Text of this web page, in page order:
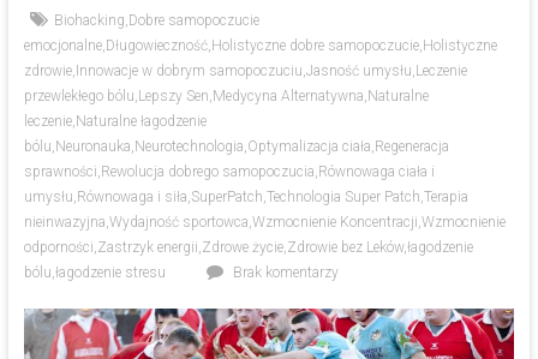
Biohacking, Dobre samopoczucie
emocjonalne, Długowieczność, Holistyczne dobre samopoczucie, Holistyczne
zdrowie, Innowacje w dobrym samopoczuciu,Jasność umysłu, Leczenie
przewlekłego bólu, Lepszy Sen, Medycyna Alternatywna, Naturalne
leczenie, Naturalne łagodzenie
bólu, Neuronauka, Neurotechnologia,Optymalizacja ciała, Regeneracja
sprawności, Rewolucja dobrego samopoczucia, Równowaga ciała i
umysłu, Równowaga i siła,SuperPatch,Technologia Super Patch,Terapia
nieinwazyjna,Wydajność sportowca,Wzmocnienie Koncentracji,Wzmocnienie
odporności,Zastrzyk energii,Zdrowe życie,Zdrowie bez Leków,łagodzenie
bólu,łagodzenie stresu Brak komentarzy